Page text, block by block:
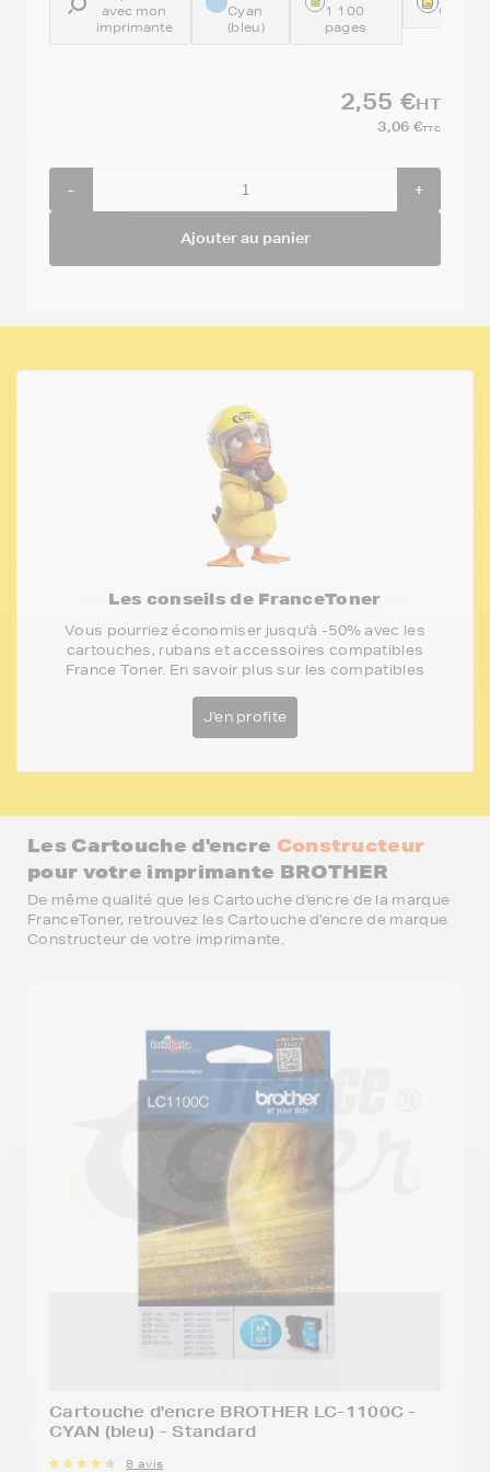
avec mon
imprimante
Cyan
(bleu)
1 100
pages
2,55 €HT
3,06 €TTC
- +
Ajouter au panier
Les conseils de FranceToner
Vous pourriez économiser jusqu'à -50% avec les
cartouches, rubans et accessoires compatibles
France Toner. En savoir plus sur les compatibles
J'en profite
Les Cartouche d'encre Constructeur
pour votre imprimante BROTHER
De même qualité que les Cartouche d'encre de la marque
FranceToner, retrouvez les Cartouche d'encre de marque
Constructeur de votre imprimante.
Cartouche d'encre BROTHER LC-1100C -
CYAN (bleu) - Standard
8 avis